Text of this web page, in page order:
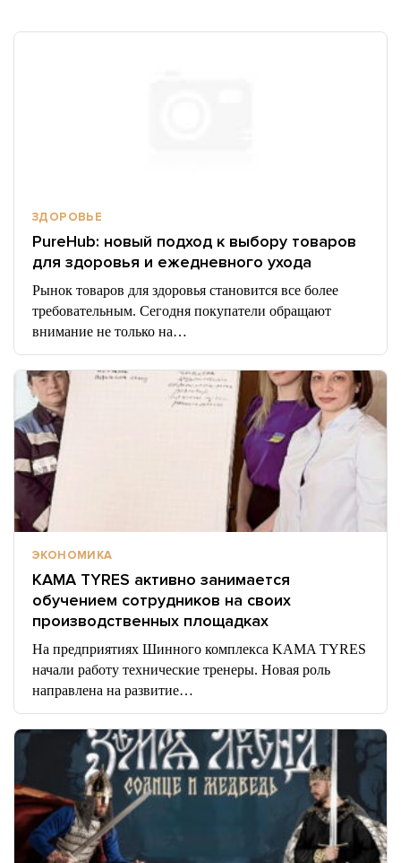
ЗДОРОВЬЕ
PureHub: новый подход к выбору товаров
для здоровья и ежедневного ухода
Рынок товаров для здоровья становится все более
требовательным. Сегодня покупатели обращают
внимание не только на…
ЭКОНОМИКА
KAMA TYRES активно занимается
обучением сотрудников на своих
производственных площадках
На предприятиях Шинного комплекса KAMA TYRES
начали работу технические тренеры. Новая роль
направлена на развитие…